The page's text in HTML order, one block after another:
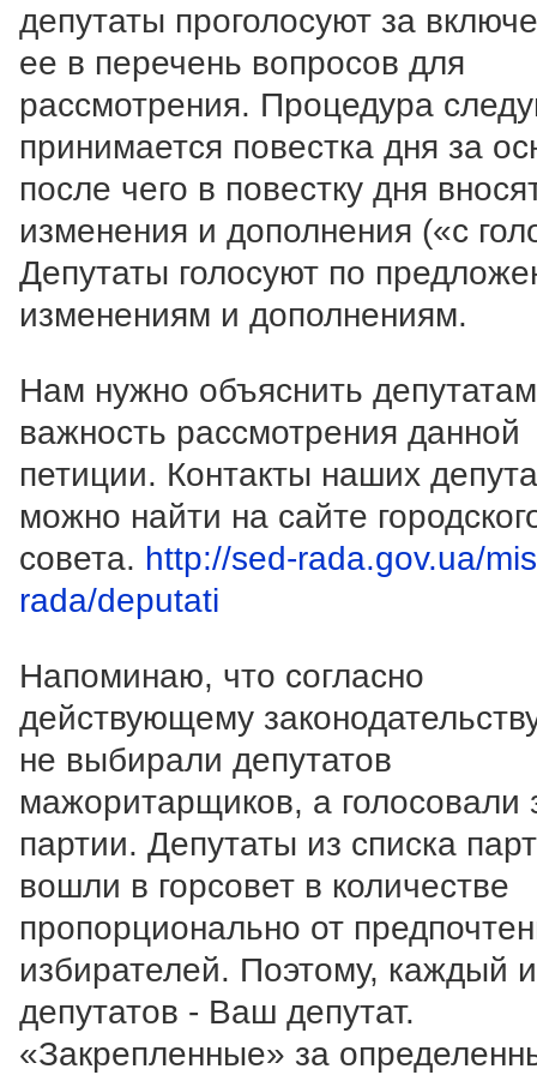
депутаты проголосуют за
ее в перечень вопросов для
рассмотрения. Процедура
принимается повестка дня за
после чего в повестку дня
изменения и дополнения («с
Депутаты голосуют по
изменениям и дополнениям.
Нам нужно объяснить депутатам
важность рассмотрения данной
петиции. Контакты наших
можно найти на сайте
совета. http://sed-rada.gov.ua/
rada/deputati
Напоминаю, что согласно
действующему
не выбирали депутатов
мажоритарщиков, а голосовали
партии. Депутаты из списка
вошли в горсовет в количестве
пропорционально от
избирателей. Поэтому, каждый
депутатов - Ваш депутат.
«Закрепленные» за